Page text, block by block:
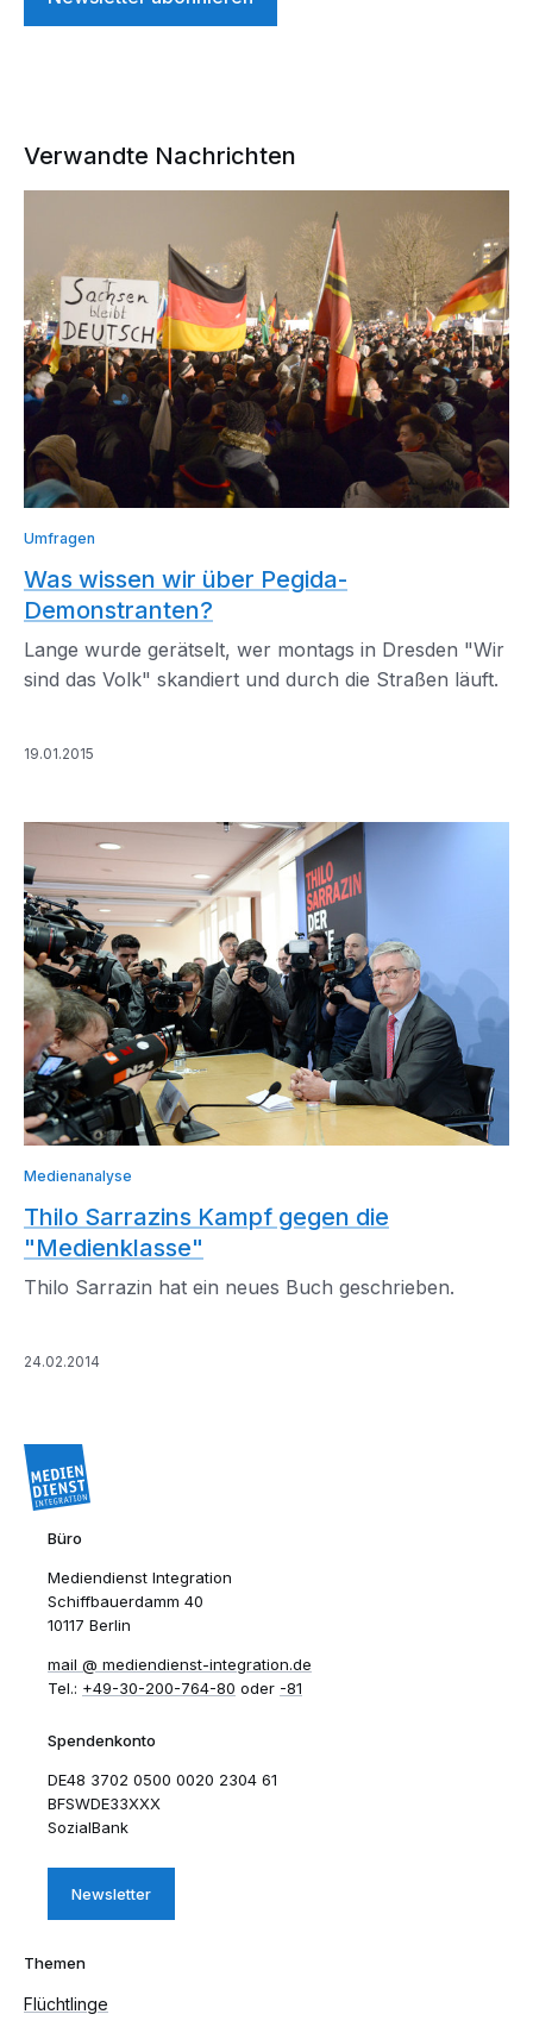
Verwandte Nachrichten
Umfragen
Was wissen wir über Pegida-
Demonstranten?
Lange wurde gerätselt, wer montags in Dresden "Wir
sind das Volk" skandiert und durch die Straßen läuft.
19.01.2015
Medienanalyse
Thilo Sarrazins Kampf gegen die
"Medienklasse"
Thilo Sarrazin hat ein neues Buch geschrieben.
24.02.2014
Büro
Mediendienst Integration
Schiffbauerdamm 40
10117 Berlin
mail​
mediendienst-integration.de
Tel.: +49-30-200-764-80 oder -81
Spendenkonto
DE48 3702 0500 0020 2304 61
BFSWDE33XXX
SozialBank
Newsletter
Themen
Flüchtlinge